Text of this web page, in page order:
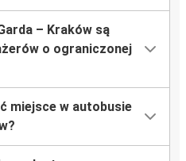
– Kraków są
o ograniczonej
miejsce w autobusie